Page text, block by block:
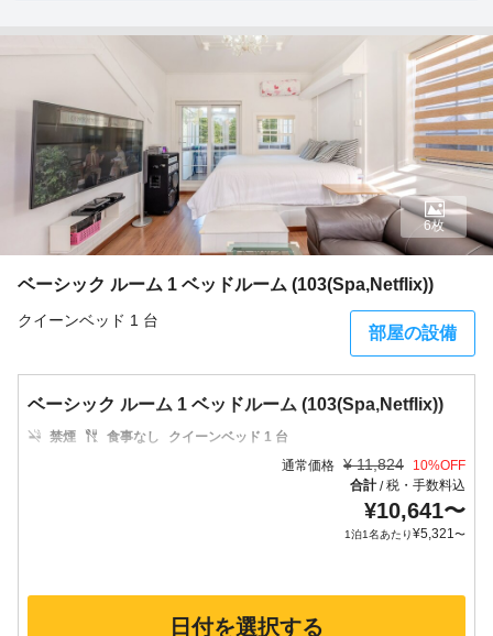
ベーシック ルーム 1 ベッドルーム (103(Spa,Netflix))
クイーンベッド 1 台
部屋の設備
6枚
ベーシック ルーム 1 ベッドルーム (103(Spa,Netflix))
禁煙 食事なし
クイーンベッド 1 台
通常価格 ¥ 11,824 10%OFF
合計/税・手数料込
¥10,641〜
1泊1名あたり¥5,321〜
日付を選択する